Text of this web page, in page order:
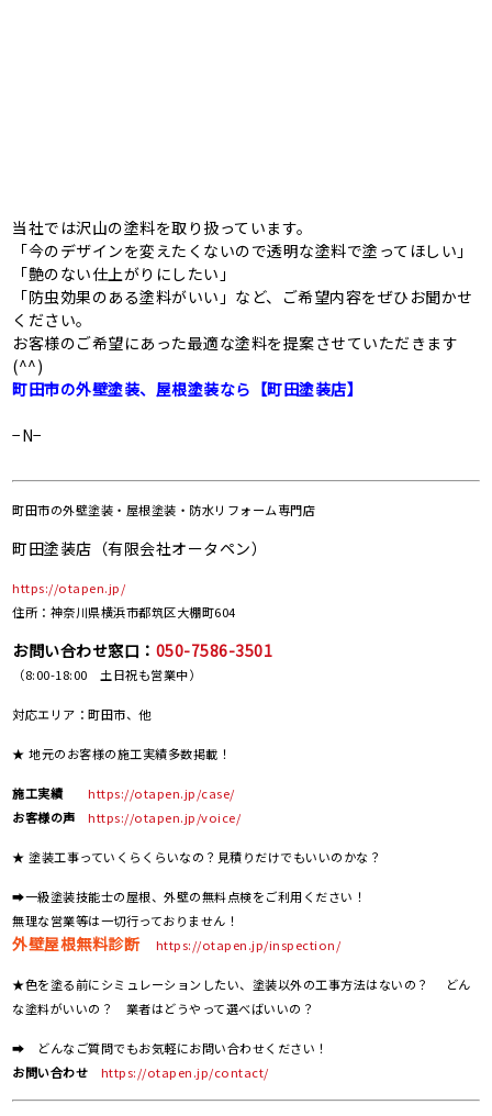
当社では沢山の塗料を取り扱っています。
「今のデザインを変えたくないので透明な塗料で塗ってほしい」
「艶のない仕上がりにしたい」
「防虫効果のある塗料がいい」など、ご希望内容をぜひお聞かせ
ください。
お客様のご希望にあった最適な塗料を提案させていただきます
(^^)
町田市の外壁塗装、屋根塗装なら【町田塗装店】
−N−
町田市の外壁塗装・屋根塗装・防水リフォーム専門店
町田塗装店（有限会社オータペン）
https://otapen.jp/
住所：神奈川県横浜市都筑区大棚町604
お問い合わせ窓口： 050-7586-3501
（8:00-18:00 土日祝も営業中）
対応エリア：町田市、他
★ 地元のお客様の施工実績多数掲載！
施工実績
https://otapen.jp/case/
お客様の声
https://otapen.jp/voice/
★ 塗装工事っていくらくらいなの？見積りだけでもいいのかな？
➡一級塗装技能士の屋根、外壁の無料点検をご利用ください！
無理な営業等は一切行っておりません！
外壁屋根無料診断 https://otapen.jp/inspection/
★色を塗る前にシミュレーションしたい、塗装以外の工事方法はないの？ どん
な塗料がいいの？ 業者はどうやって選べばいいの？
➡ どんなご質問でもお気軽にお問い合わせください！
お問い合わせ
https://otapen.jp/contact/